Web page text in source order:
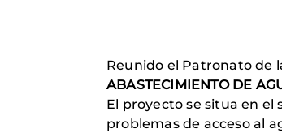
Reunido el Patronato de
ABASTECIMIENTO DE
El proyecto se situa en el
problemas de acceso al